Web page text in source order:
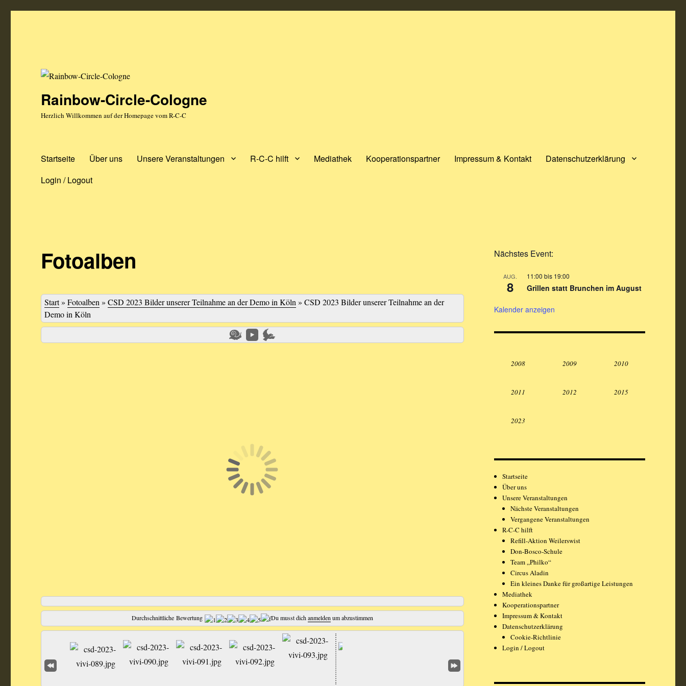
Rainbow-Circle-Cologne
Herzlich Willkommen auf der Homepage vom R-C-C
Startseite Über uns Unsere Veranstaltungen R-C-C hilft Mediathek Kooperationspartner Impressum & Kontakt
Datenschutzerklärung
Login / Logout
Fotoalben
Start»Fotoalben»CSD 2023 Bilder unserer Teilnahme an der Demo in Köln»CSD 2023 Bilder unserer Teilnahme an der
Demo in Köln
Durchschnittliche Bewertung Du musst dichanmeldenum abzustimmen
Nächstes Event:
AUG.
8
11:00 bis 19:00
Grillen statt Brunchen im August
Kalender anzeigen
2008 2009 2010
2011 2012 2015
2023
Startseite
Über uns
Unsere Veranstaltungen
Nächste Veranstaltungen
Vergangene Veranstaltungen
R-C-C hilft
Refill-Aktion Weilerswist
Don-Bosco-Schule
Team „Philko“
Circus Aladin
Ein kleines Danke für großartige Leistungen
Mediathek
Kooperationspartner
Impressum & Kontakt
Datenschutzerklärung
Cookie-Richtlinie
Login / Logout